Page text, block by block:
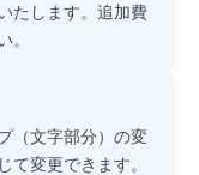
たします。追加費
。
（文字部分）の変
て変更できます。